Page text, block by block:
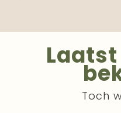
Toch